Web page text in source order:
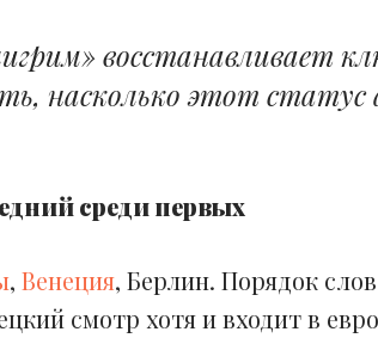
восстанавливает
насколько этот статус
среди первых
, Венеция, Берлин. Порядок
смотр хотя и входит в